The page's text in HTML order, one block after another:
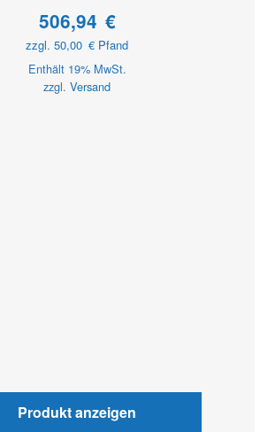
506,94 €
zzgl. 50,00 € Pfand
Enthält 19% MwSt.
zzgl. Versand
Produkt anzeigen